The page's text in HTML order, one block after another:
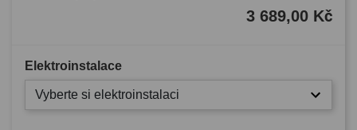
3 689,00 Kč
Elektroinstalace
Vyberte si elektroinstalaci